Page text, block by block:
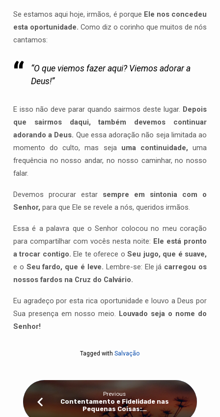
Se estamos aqui hoje, irmãos, é porque Ele nos concedeu
esta oportunidade. Como diz o corinho que muitos de nós
cantamos:
“O que viemos fazer aqui? Viemos adorar a
Deus!”
E isso não deve parar quando sairmos deste lugar. Depois
que sairmos daqui, também devemos continuar
adorando a Deus. Que essa adoração não seja limitada ao
momento do culto, mas seja uma continuidade, uma
frequência no nosso andar, no nosso caminhar, no nosso
falar.
Devemos procurar estar sempre em sintonia com o
Senhor, para que Ele se revele a nós, queridos irmãos.
Essa é a palavra que o Senhor colocou no meu coração
para compartilhar com vocês nesta noite: Ele está pronto
a trocar contigo. Ele te oferece oSeu jugo, que é suave,
e o Seu fardo, que é leve. Lembre-se: Ele já carregou os
nossos fardos na Cruz do Calvário.
Eu agradeço por esta rica oportunidade e louvo a Deus por
Sua presença em nosso meio. Louvado seja o nome do
Senhor!
Tagged with Salvação
Previous
Contentamento e Fidelidade nas
Pequenas Coisas:…